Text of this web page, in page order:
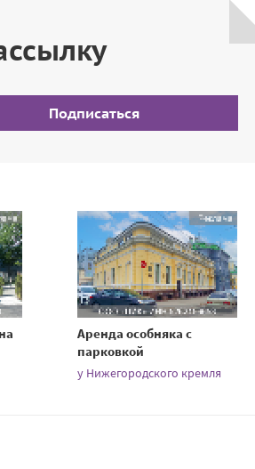
Подписаться
Аренда особняка с
парковкой
у Нижегородского кремля